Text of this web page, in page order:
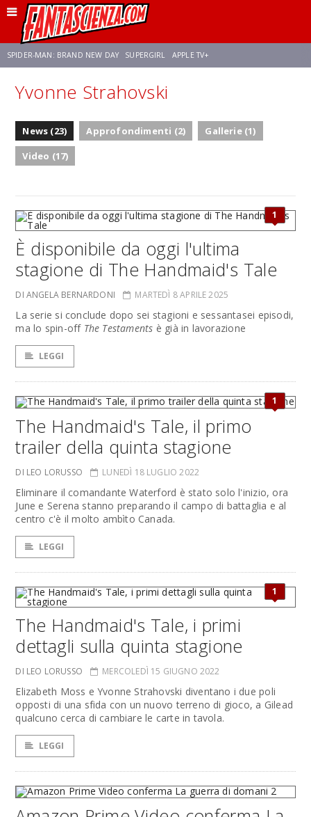
SPIDER-MAN: BRAND NEW DAY SUPERGIRL APPLE TV+
FRANCO RICCIARDIELLO ZENDAYA STAR TREK
NETFLIX SADIE SINK
Yvonne Strahovski
News (23) Approfondimenti (2)
Gallerie (1)
Video (17)
1
È disponibile da oggi l'ultima
stagione di The Handmaid's Tale
DI ANGELA BERNARDONI MARTEDÌ 8 APRILE 2025
La serie si conclude dopo sei stagioni e sessantasei episodi,
ma lo spin-off The Testaments è già in lavorazione
LEGGI
1
The Handmaid's Tale, il primo
trailer della quinta stagione
DI LEO LORUSSO LUNEDÌ 18 LUGLIO 2022
Eliminare il comandante Waterford è stato solo l'inizio, ora
June e Serena stanno preparando il campo di battaglia e al
centro c'è il molto ambìto Canada.
LEGGI
1
The Handmaid's Tale, i primi
dettagli sulla quinta stagione
DI LEO LORUSSO MERCOLEDÌ 15 GIUGNO 2022
Elizabeth Moss e Yvonne Strahovski diventano i due poli
opposti di una sfida con un nuovo terreno di gioco, a Gilead
qualcuno cerca di cambiare le carte in tavola.
LEGGI